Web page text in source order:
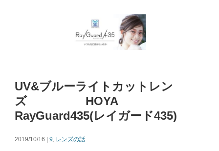
UV&ブルーライトカットレン
ズ HOYA
RayGuard435(レイガード435)
2019/10/16 | 9, レンズの話